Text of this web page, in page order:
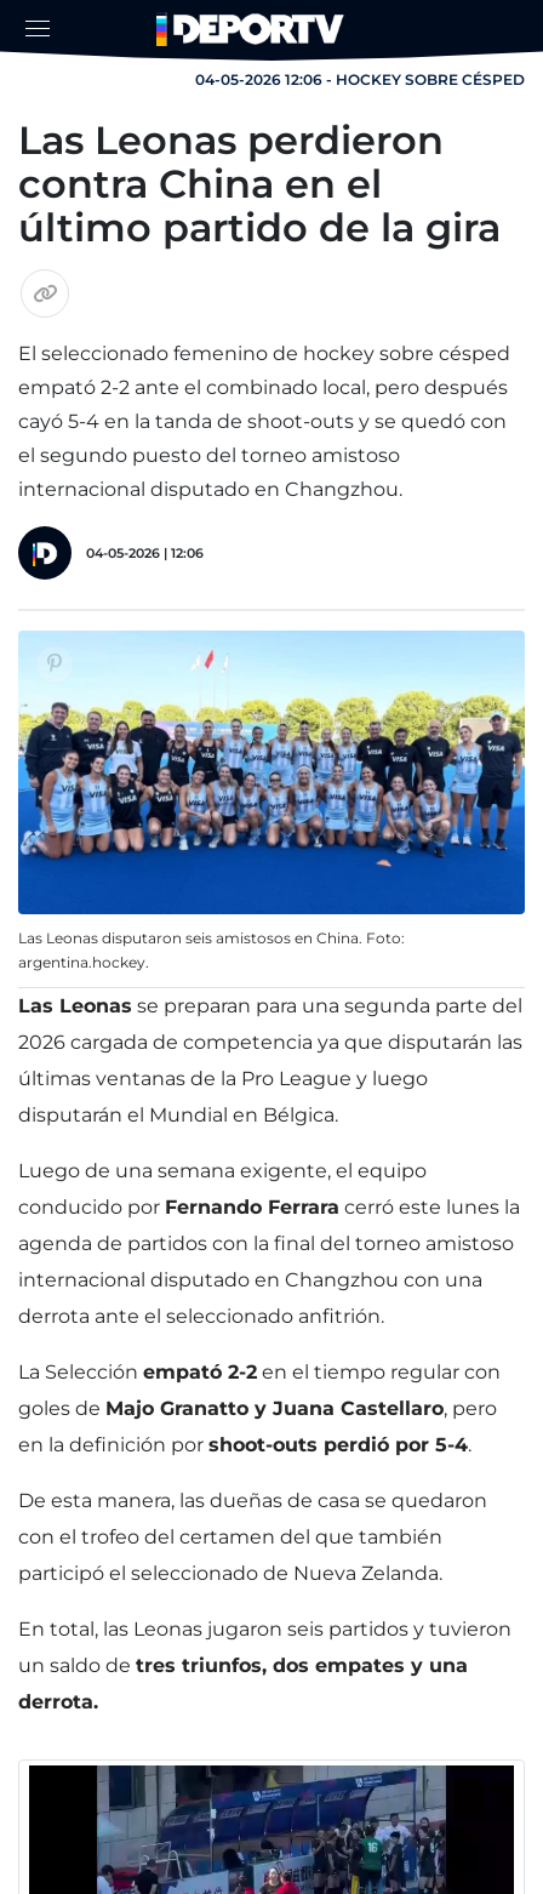
04-05-2026 12:06 - HOCKEY SOBRE CÉSPED
Las Leonas perdieron
contra China en el
último partido de la gira
El seleccionado femenino de hockey sobre césped
empató 2-2 ante el combinado local, pero después
cayó 5-4 en la tanda de shoot-outs y se quedó con
el segundo puesto del torneo amistoso
internacional disputado en Changzhou.
04-05-2026 | 12:06
Las Leonas disputaron seis amistosos en China. Foto:
argentina.hockey.
Las Leonas se preparan para una segunda parte del
2026 cargada de competencia ya que disputarán las
últimas ventanas de la Pro League y luego
disputarán el Mundial en Bélgica.
Luego de una semana exigente, el equipo
conducido por Fernando Ferrara cerró este lunes la
agenda de partidos con la final del torneo amistoso
internacional disputado en Changzhou con una
derrota ante el seleccionado anfitrión.
La Selección empató 2-2 en el tiempo regular con
goles de Majo Granatto y Juana Castellaro, pero
en la definición por shoot-outs perdió por 5-4.
De esta manera, las dueñas de casa se quedaron
con el trofeo del certamen del que también
participó el seleccionado de Nueva Zelanda.
En total, las Leonas jugaron seis partidos y tuvieron
un saldo de tres triunfos, dos empates y una
derrota.